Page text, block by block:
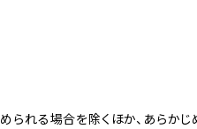
られる場合を除くほか、あらか